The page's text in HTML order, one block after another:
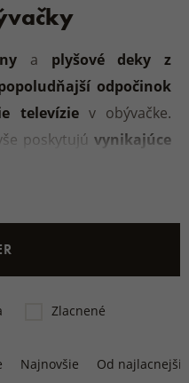
a plyšové deky z
odpočinok
televízie v obývačke.
poskytujú vynikajúce
zahriať v chladnom
Zlacnené
Najnovšie Od